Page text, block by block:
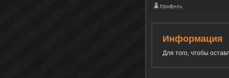
Информация
Для того, чтобы